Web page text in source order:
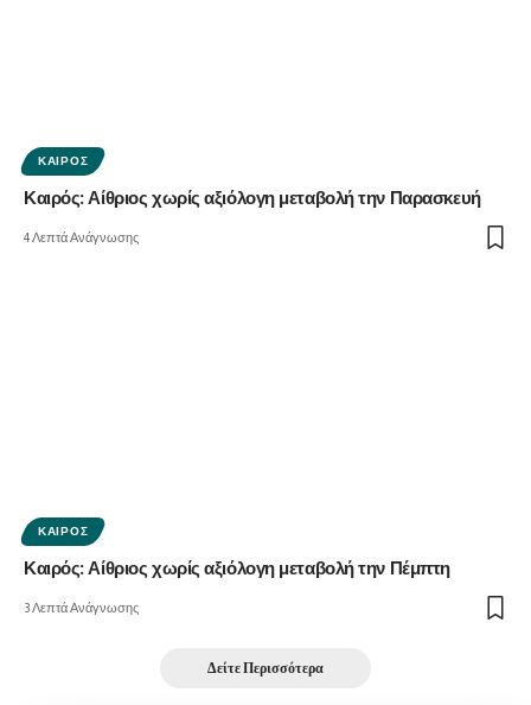
ΚΑΙΡΌΣ
Καιρός: Αίθριος χωρίς αξιόλογη μεταβολή την Παρασκευή
4 Λεπτά Ανάγνωσης
ΚΑΙΡΌΣ
Καιρός: Αίθριος χωρίς αξιόλογη μεταβολή την Πέμπτη
3 Λεπτά Ανάγνωσης
Δείτε Περισσότερα